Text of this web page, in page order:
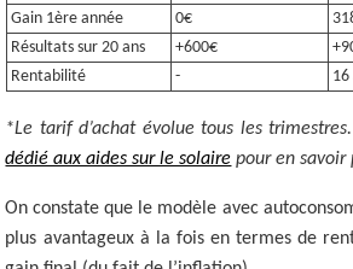
Gain 1ère année
0€
Résultats sur 20 ans
+600€
Rentabilité
- 16
*Le tarif d’achat évolue tous les
dédié aux aides sur le solaire pour en savoir
On constate que le modèle avec
plus avantageux à la fois en termes de